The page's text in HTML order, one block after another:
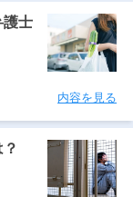
護士
内容を見る